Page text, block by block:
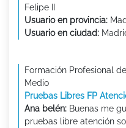
Felipe II
Usuario en provincia:
Usuario en ciudad:
Formación Profesional
Medio
Pruebas Libres FP
Ana belén: Buenas me
pruebas libre atención